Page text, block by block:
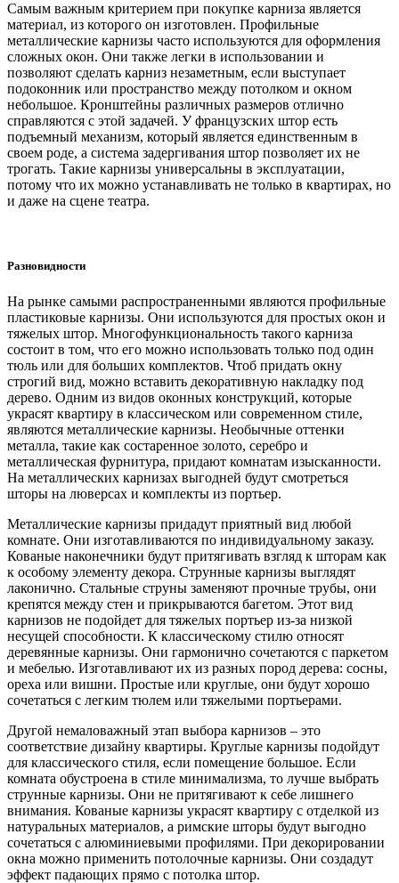
Самым важным критерием при покупке карниза является
материал, из которого он изготовлен. Профильные
металлические карнизы часто используются для оформления
сложных окон. Они также легки в использовании и
позволяют сделать карниз незаметным, если выступает
подоконник или пространство между потолком и окном
небольшое. Кронштейны различных размеров отлично
справляются с этой задачей. У французских штор есть
подъемный механизм, который является единственным в
своем роде, а система задергивания штор позволяет их не
трогать. Такие карнизы универсальны в эксплуатации,
потому что их можно устанавливать не только в квартирах, но
и даже на сцене театра.
Разновидности
На рынке самыми распространенными являются профильные
пластиковые карнизы. Они используются для простых окон и
тяжелых штор. Многофункциональность такого карниза
состоит в том, что его можно использовать только под один
тюль или для больших комплектов. Чтоб придать окну
строгий вид, можно вставить декоративную накладку под
дерево. Одним из видов оконных конструкций, которые
украсят квартиру в классическом или современном стиле,
являются металлические карнизы. Необычные оттенки
металла, такие как состаренное золото, серебро и
металлическая фурнитура, придают комнатам изысканности.
На металлических карнизах выгодней будут смотреться
шторы на люверсах и комплекты из портьер.
Металлические карнизы придадут приятный вид любой
комнате. Они изготавливаются по индивидуальному заказу.
Кованые наконечники будут притягивать взгляд к шторам как
к особому элементу декора. Струнные карнизы выглядят
лаконично. Стальные струны заменяют прочные трубы, они
крепятся между стен и прикрываются багетом. Этот вид
карнизов не подойдет для тяжелых портьер из-за низкой
несущей способности. К классическому стилю относят
деревянные карнизы. Они гармонично сочетаются с паркетом
и мебелью. Изготавливают их из разных пород дерева: сосны,
ореха или вишни. Простые или круглые, они будут хорошо
сочетаться с легким тюлем или тяжелыми портьерами.
Другой немаловажный этап выбора карнизов – это
соответствие дизайну квартиры. Круглые карнизы подойдут
для классического стиля, если помещение большое. Если
комната обустроена в стиле минимализма, то лучше выбрать
струнные карнизы. Они не притягивают к себе лишнего
внимания. Кованые карнизы украсят квартиру с отделкой из
натуральных материалов, а римские шторы будут выгодно
сочетаться с алюминиевыми профилями. При декорировании
окна можно применить потолочные карнизы. Они создадут
эффект падающих прямо с потолка штор.